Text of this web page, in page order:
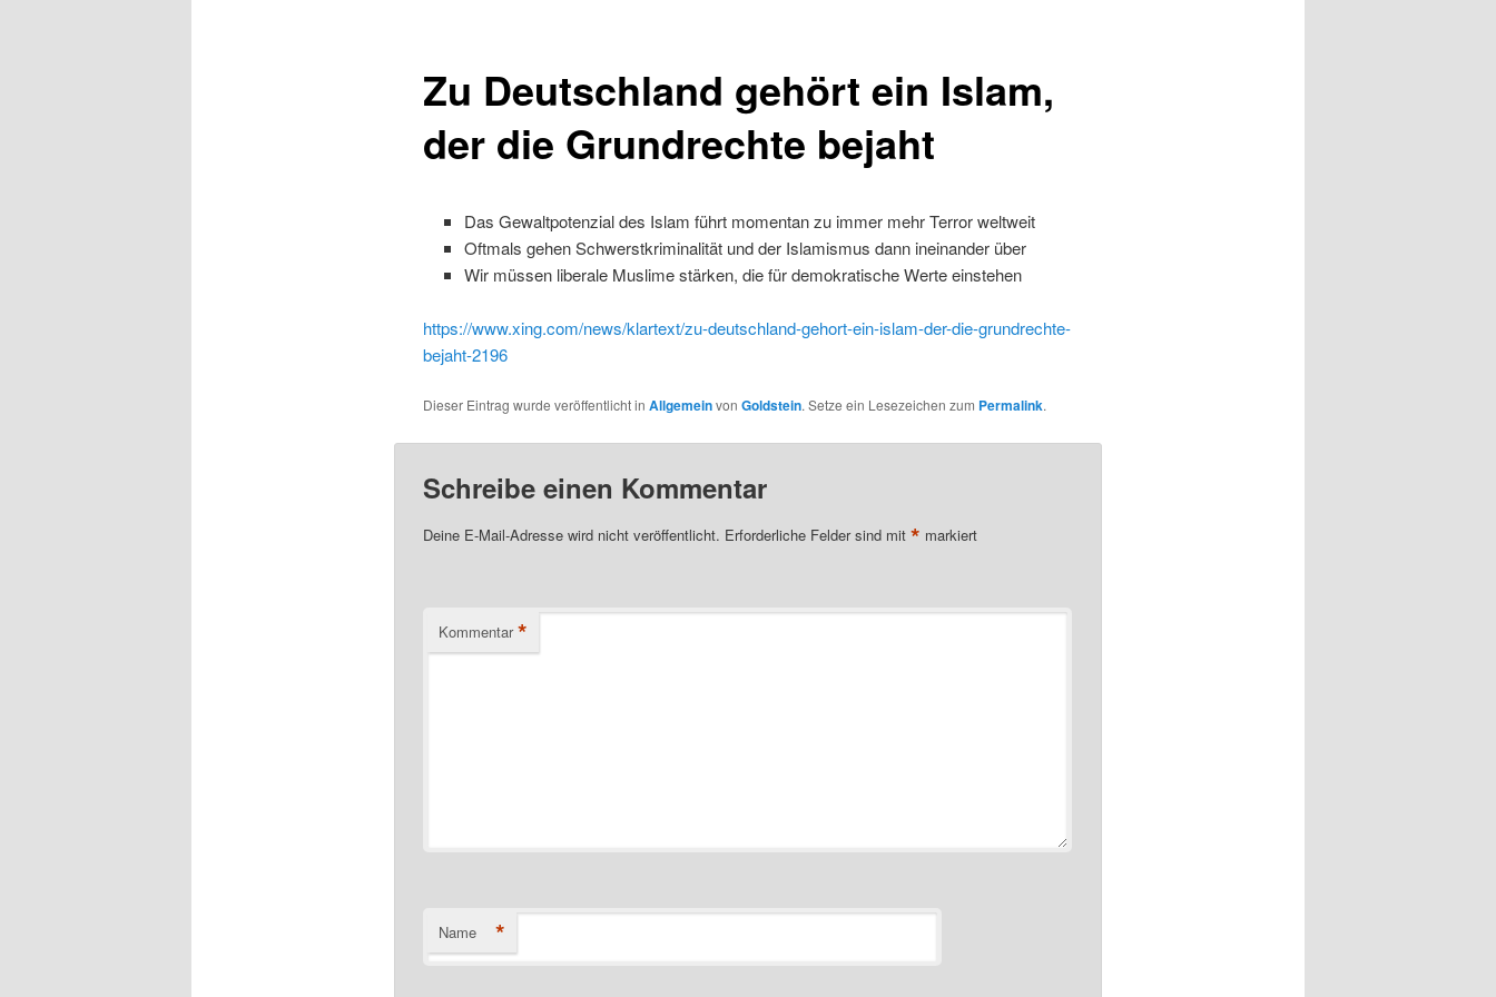
Zu Deutschland gehört ein Islam,
der die Grundrechte bejaht
Das Gewaltpotenzial des Islam führt momentan zu immer mehr Terror weltweit
Oftmals gehen Schwerstkriminalität und der Islamismus dann ineinander über
Wir müssen liberale Muslime stärken, die für demokratische Werte einstehen
https://www.xing.com/news/klartext/zu-deutschland-gehort-ein-islam-der-die-grundrechte-
bejaht-2196
Dieser Eintrag wurde veröffentlicht in Allgemeinvon Goldstein. Setze ein Lesezeichen zum Permalink.
Schreibe einen Kommentar
Deine E-Mail-Adresse wird nicht veröffentlicht. Erforderliche Felder sind mit * markiert
Kommentar *
Name *